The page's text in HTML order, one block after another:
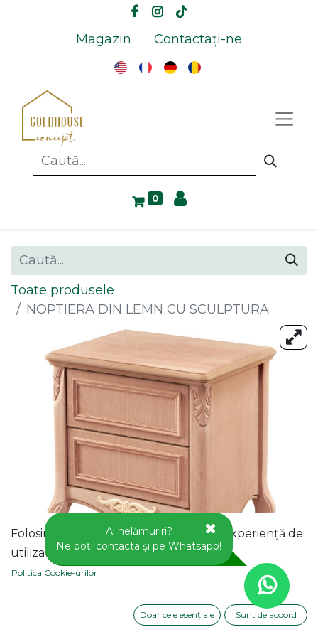
Magazin Contactați-ne
0
Toate produsele
NOPTIERA DIN LEMN CU SCULPTURA
Folosim cookie-uri pentru a vă oferi o experiență de
utilizator mai bună pe acest site web.
Politica Cookie-urilor
Doar cele esențiale Sunt de acoord
Ai nelămuriri?
Ne poți contacta și pe Whatsapp!